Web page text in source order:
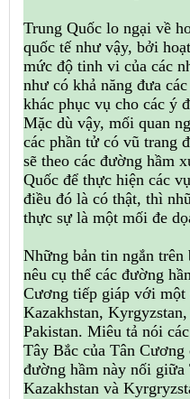
Trung Quốc lo ngại về
quốc tế như vậy, bởi
mức độ tinh vi của các
như có khả năng đưa
khác phục vụ cho các ý
Mặc dù vậy, mối quan
các phần tử có vũ trang
sẽ theo các đường hầm
Quốc để thực hiện các
điều đó là có thật, thì
thực sự là một mối đe
Những bản tin ngắn trên
nêu cụ thể các đường
Cương tiếp giáp với một
Kazakhstan,
Pakistan. Miêu tả nói
Tây Bắc của Tân Cương
đường hầm này nối
Kazakhstan và